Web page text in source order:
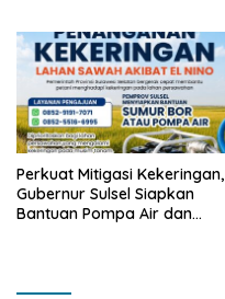
Perkuat Mitigasi Kekeringan,
Gubernur Sulsel Siapkan
Bantuan Pompa Air dan